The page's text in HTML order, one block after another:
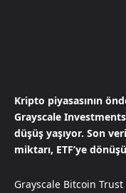
Kripto piyasasının
Grayscale
düşüş yaşıyor. Son
miktarı, ETF’ye
Grayscale Bitcoin Trust